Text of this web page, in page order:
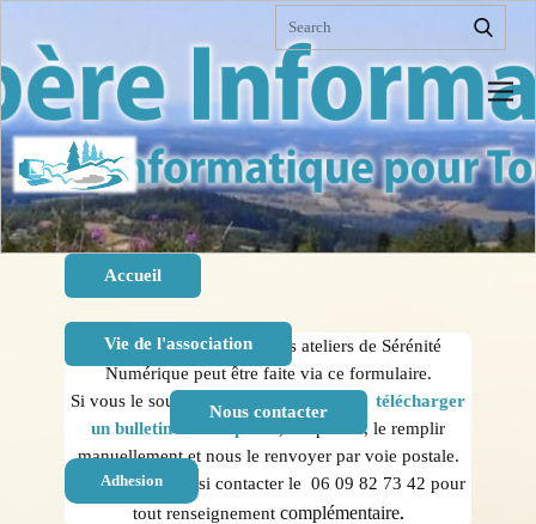
Accueil
Vie de l'association
Nous contacter
Adhesion
consectetur adipiscing elit nullam nunc justo sagittis
suscipit ultrices.
L'inscription aux différents ateliers de Sérénité
Numérique peut être faite via ce formulaire.
Si vous le souhaitez, vous pouvez aussi télécharger
un bulletin d'inscription
, l'imprimer, le remplir
manuellement et nous le renvoyer par voie postale.
Vous pouvez aussi contacter le 06 09 82 73 42 pour
tout renseignement complémentaire.